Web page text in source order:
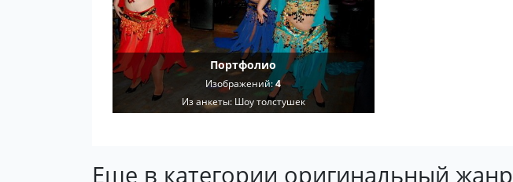
Портфолио
Изображений:4
Из анкеты: Шоу толстушек
Еще в категории оригинальный жанр